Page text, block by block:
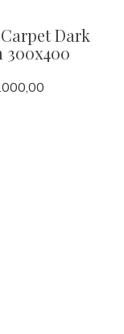
Dark
300x400